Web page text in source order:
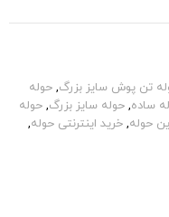
تن پوش سایز بزرگ, حوله
ساده, حوله سایز بزرگ, حوله
حوله, خرید اینترنتی حوله,